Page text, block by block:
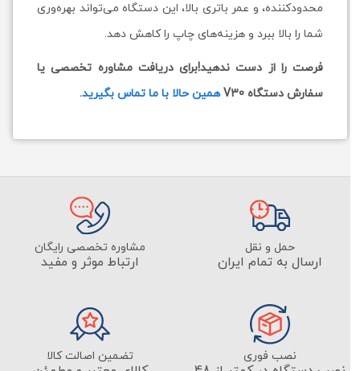
محدودکننده، و عمر باتری بالا، این دستگاه می‌تواند بهره‌وری
شما را بالا ببرد و هزینه‌های چاپ را کاهش دهد.
فرصت را از دست ندهید!برای دریافت مشاوره تخصصی یا
سفارش دستگاه V30
همین حالا با ما تماس بگیرید.
حمل و نقل
ارسال به تمام ایران
مشاوره تخصصی رایگان
ارتباط موثر و مفید
نصب فوری تضمین اصالت کالا